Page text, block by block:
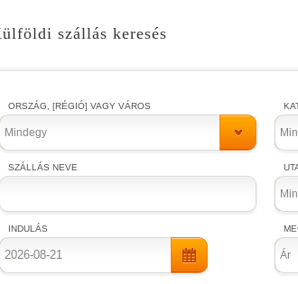
szállás keresés
ORSZÁG, [RÉGIÓ] VAGY VÁROS
Mindegy
SZÁLLÁS NEVE
INDULÁS
Ár